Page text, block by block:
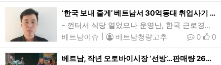
‘한국 보내 줄게’ 베트남서 30억동대 취업사기 현지남성 체포
- 껀터서 식당 열었으나 운영난, 한국 근로경험으로 범행…피해자 31명해외 취업사기 혐의로 붙잡힌 30대 남성 X씨의 머그샷. X씨는 베트남에서 한국으로 해외취업을 시켜주겠다며 현지인 수십명에게 돈을 건네 받은 뒤 약속을 지키지 않은 취업사기로 공안당국에 적발됐다. (사진=껀터시 공안국)[인사이드비나=호치민, 응웬 늇(Nguyen nhut) 기자] 베트남에서 한국으로 해외취업을 시켜주겠다며 현지인 수십명에게 돈을 건네 받은 뒤 약속을 지키지 않은 30대 현지 남성 X씨가 공안당국에 적발됐다.메콩델타 껀터시(Can Tho) …
베트남이슈
베트남청량고추 0
0
베트남, 작년 오토바이시장 ‘선방’…판매량 265만여대 전년비 5.4%↑